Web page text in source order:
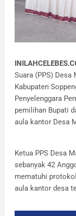
Suara (PPS) Desa
Kabupaten
Penyelenggara
pemilihan Bupati
aula kantor Desa
Ketua PPS Desa
sebanyak 42
mematuhi
aula kantor desa